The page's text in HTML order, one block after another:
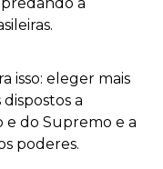
isso: eleger mais
a
e do Supremo e a
poderes.